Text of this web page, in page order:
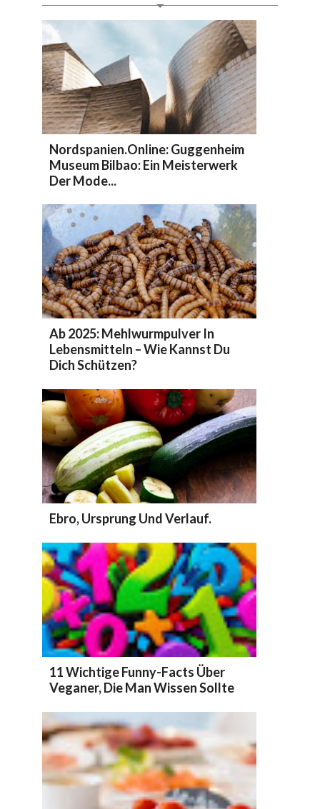
Nordspanien.online: Guggenheim
Museum Bilbao: Ein Meisterwerk
Der Mode...
Ab 2025: Mehlwurmpulver In
Lebensmitteln – Wie Kannst Du
Dich Schützen?
Ebro, Ursprung Und Verlauf.
11 Wichtige Funny-Facts Über
Veganer, Die Man Wissen Sollte